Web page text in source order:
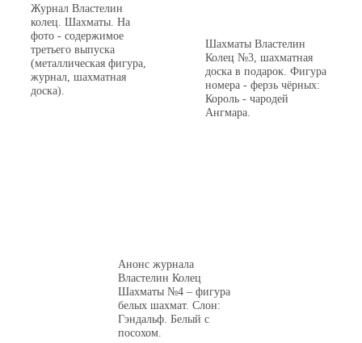
Журнал Властелин
колец. Шахматы. На
фото - содержимое
третьего выпуска
(металлическая фигура,
журнал, шахматная
доска).
Шахматы Властелин
Колец №3, шахматная
доска в подарок. Фигура
номера - ферзь чёрных:
Король - чародей
Ангмара.
Анонс журнала
Властелин Колец
Шахматы №4 – фигура
белых шахмат. Слон:
Гэндальф. Белый с
посохом.